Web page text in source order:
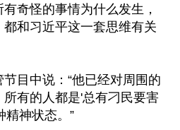
奇怪的事情为什么发生，
和习近平这一套思维有关
目中说：“他已经对周围的
有的人都是'总有刁民要害
精神状态。”